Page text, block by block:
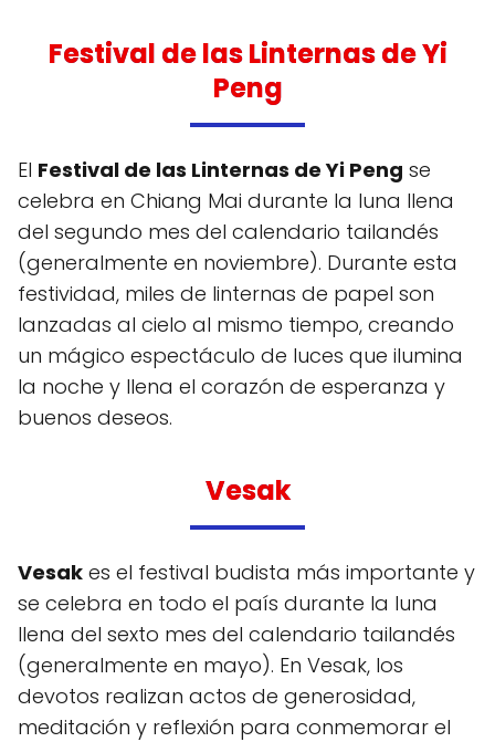
Festival de las Linternas de Yi
Peng
El Festival de las Linternas de Yi Peng se
celebra en Chiang Mai durante la luna llena
del segundo mes del calendario tailandés
(generalmente en noviembre). Durante esta
festividad, miles de linternas de papel son
lanzadas al cielo al mismo tiempo, creando
un mágico espectáculo de luces que ilumina
la noche y llena el corazón de esperanza y
buenos deseos.
Vesak
Vesak es el festival budista más importante y
se celebra en todo el país durante la luna
llena del sexto mes del calendario tailandés
(generalmente en mayo). En Vesak, los
devotos realizan actos de generosidad,
meditación y reflexión para conmemorar el